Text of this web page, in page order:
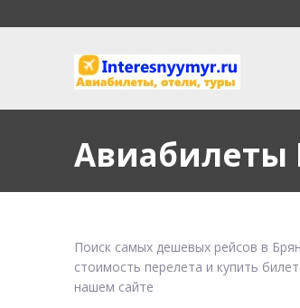
Авиабилеты
Поиск самых дешевых рейсов в
стоимость перелета и купить
нашем сайте